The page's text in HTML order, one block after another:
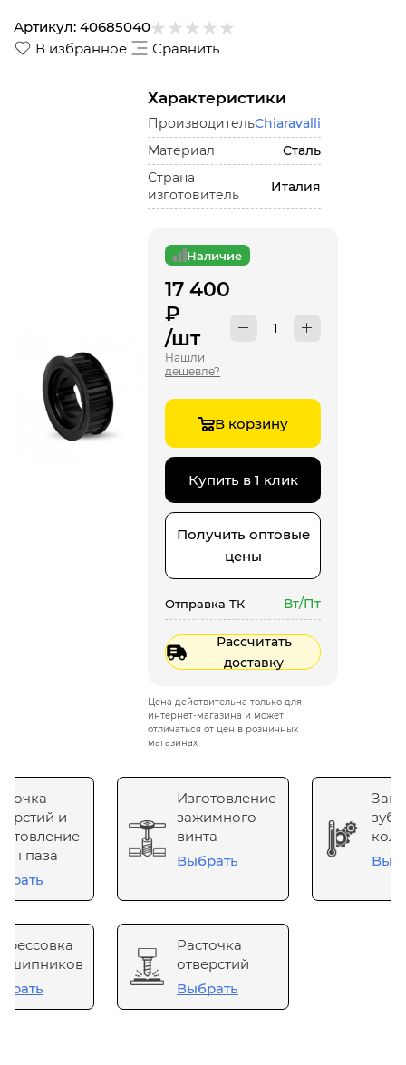
В избранное Сравнить
Артикул: 40685040
Характеристики
ПроизводительChiaravalli
Материал
Сталь
Страна
изготовитель
Италия
Наличие
17 400
₽
/шт
Нашли
дешевле?
В корзину
Купить в 1 клик
Получить оптовые
цены
Отправка ТК Вт/Пт
Рассчитать
доставку
Цена действительна только для
интернет-магазина и может
отличаться от цен в розничных
магазинах
и
паза
Изготовление
зажимного
винта
Выбрать
Расточка
отверстий
Выбрать